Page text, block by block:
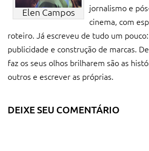
Elen Campos
jornalismo e
cinema, com
roteiro. Já escreveu de tudo um
publicidade e construção de marcas.
faz os seus olhos brilharem são as
outros e escrever as próprias.
DEIXE SEU COMENTÁRIO